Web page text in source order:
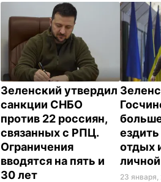
Зеленский утвердил
санкции СНБО
против 22 россиян,
связанных с РПЦ.
Ограничения
вводятся на пять и
30 лет
ездить
отдых
23 января,